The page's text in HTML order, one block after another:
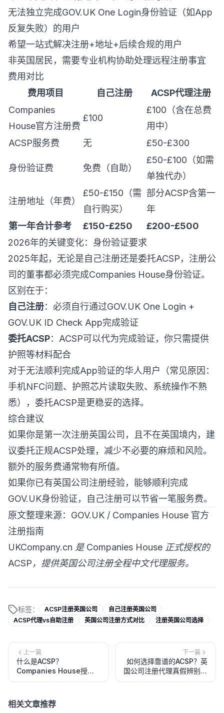
无法独立完成GOV.UK One Login身份验证（如App
反复失败）的用户
希望一站式解决注册+地址+后续合规的用户
非英国居民，需要专业机构协助处理远程注册事宜
费用对比
费用项目
自己注册
ACSP代理注册
Companies
House官方注册费
£100
£100（含在总费
用中）
ACSP服务费
无 £50-£300
身份验证费 免费（自助）
£50-£100（如需
单独代办）
注册地址（年费）
£50-£150（需
自行购买）
部分ACSP含第一
年
第一年合计参考
£150-£250
£200-£500
2026年的关键变化：身份验证要求
2025年起，无论是自己注册还是委托ACSP，注册公
司的董事都必须完成Companies House身份验证。
区别在于：
自己注册：必须自行通过GOV.UK One Login +
GOV.UK ID Check App完成验证
委托ACSP：ACSP可以代为完成验证，你只需提供
护照等材料配合
对于无法顺利完成App验证的华人用户（常见原因：
手机NFC问题、护照芯片读取失败、系统操作不熟
悉），委托ACSP是更稳妥的选择。
综合建议
如果你是第一次注册英国公司，且不在英国境内，建
议委托正规ACSP处理，减少不必要的麻烦和风险。
额外的服务费通常物有所值。
如果你已有英国公司注册经验，能够顺利完成
GOV.UK身份验证，自己注册可以节省一笔服务费。
原文整理来源：GOV.UK / Companies House 官方
注册指南
UKCompany.cn 是 Companies House 正式授权的
ACSP，提供英国公司注册全程中文代理服务。
标签： ACSP注册英国公司
自己注册英国公司
ACSP代理vs自助注册
英国公司注册方式对比 注册英国公司选择
上一篇
什么是ACSP？
Companies House授权
代理人是做什么的？普通用
下一篇
如何选择靠谱的ACSP？英
国公司注册代理真假辨别和
选择标准（2026华语区指
相关文章推荐